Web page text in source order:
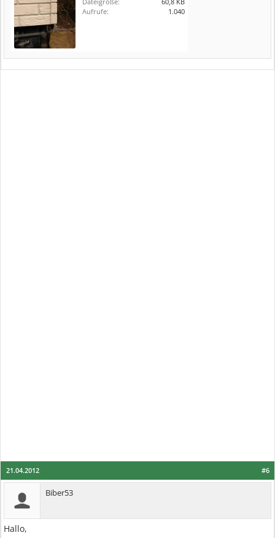
Aufrufe:
1.040
#6
21.04.2012
Biber53
Hallo,